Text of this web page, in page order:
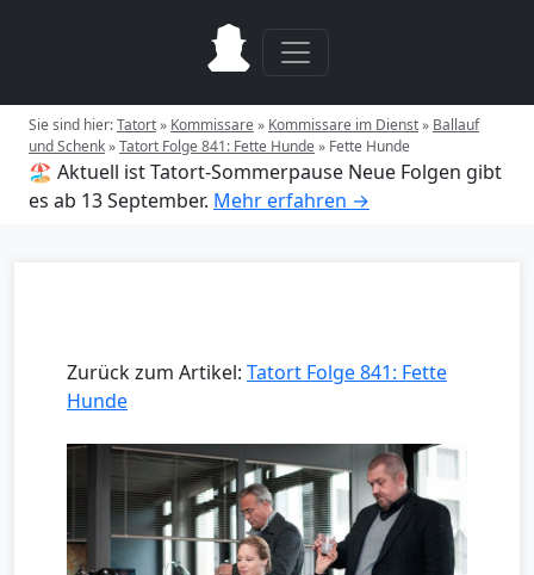
Sie sind hier:Tatort» Kommissare» Kommissare im Dienst» Ballauf
und Schenk»Tatort Folge 841: Fette Hunde» Fette Hunde
🏖️ Aktuell ist Tatort-Sommerpause Neue Folgen gibt
es ab 13 September. Mehr erfahren →
Zurück zum Artikel: Tatort Folge 841: Fette
Hunde